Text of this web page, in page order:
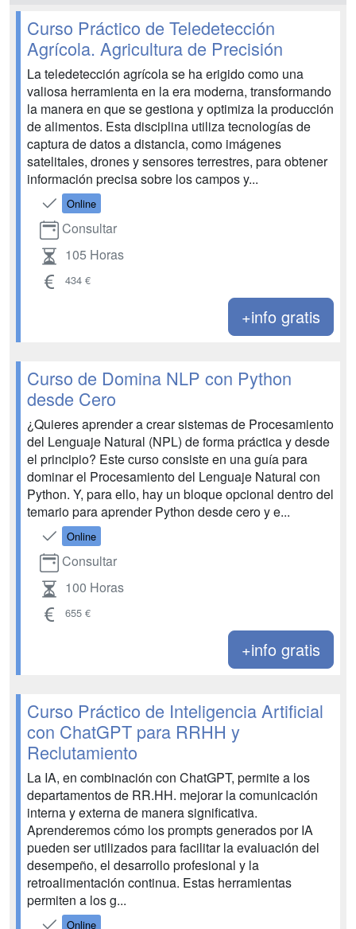
Curso Práctico de Teledetección
Agrícola. Agricultura de Precisión
La teledetección agrícola se ha erigido como una
valiosa herramienta en la era moderna, transformando
la manera en que se gestiona y optimiza la producción
de alimentos. Esta disciplina utiliza tecnologías de
captura de datos a distancia, como imágenes
satelitales, drones y sensores terrestres, para obtener
información precisa sobre los campos y...
Online
Consultar
105 Horas
434 €
+info gratis
Curso de Domina NLP con Python
desde Cero
¿Quieres aprender a crear sistemas de Procesamiento
del Lenguaje Natural (NPL) de forma práctica y desde
el principio? Este curso consiste en una guía para
dominar el Procesamiento del Lenguaje Natural con
Python. Y, para ello, hay un bloque opcional dentro del
temario para aprender Python desde cero y e...
Online
Consultar
100 Horas
655 €
+info gratis
Curso Práctico de Inteligencia Artificial
con ChatGPT para RRHH y
Reclutamiento
La IA, en combinación con ChatGPT, permite a los
departamentos de RR.HH. mejorar la comunicación
interna y externa de manera significativa.
Aprenderemos cómo los prompts generados por IA
pueden ser utilizados para facilitar la evaluación del
desempeño, el desarrollo profesional y la
retroalimentación continua. Estas herramientas
permiten a los g...
Online